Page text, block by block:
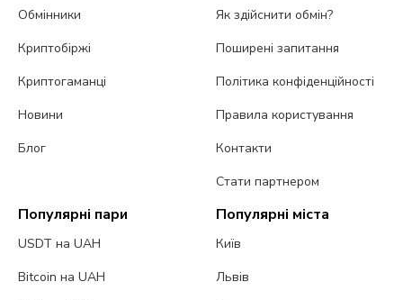
Обмінники
Криптобіржі
Криптогаманці
Новини
Блог
Як здійснити обмін?
Поширені запитання
Політика конфіденційності
Правила користування
Контакти
Стати партнером
Популярні пари
USDT на UAH
Bitcoin на UAH
Популярні міста
Київ
Львів